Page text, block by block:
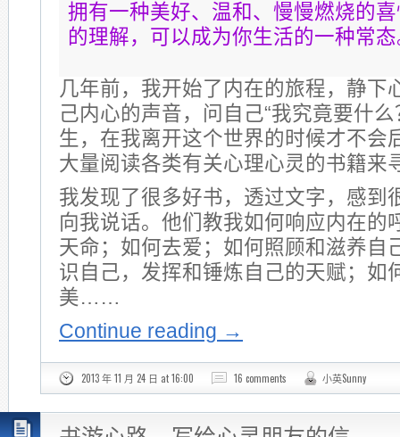
拥有一种美好、温和、慢慢燃烧的
的理解，可以成为你生活的一种常
几年前，我开始了内在的旅程，静下
己内心的声音，问自己“我究竟要什么
生，在我离开这个世界的时候才不会
大量阅读各类有关心理心灵的书籍来
我发现了很多好书，透过文字，感到
向我说话。他们教我如何响应内在的
天命；如何去爱；如何照顾和滋养自
识自己，发挥和锤炼自己的天赋；如
美……
Continue reading →
2013 年 11 月 24 日 at 16:00 16 comments 小英Sunny